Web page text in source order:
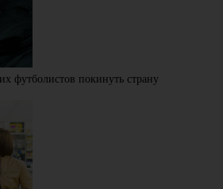
футболистов покинуть страну